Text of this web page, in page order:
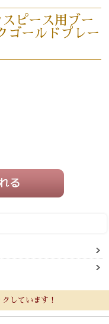
ピース用ブー
ゴールドプレー
しています！